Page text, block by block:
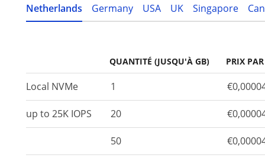
Netherlands Germany USA UK Singapore
QUANTITÉ (JUSQU'À GB) PRIX
Local NVMe 1
up to 25K IOPS 20
50